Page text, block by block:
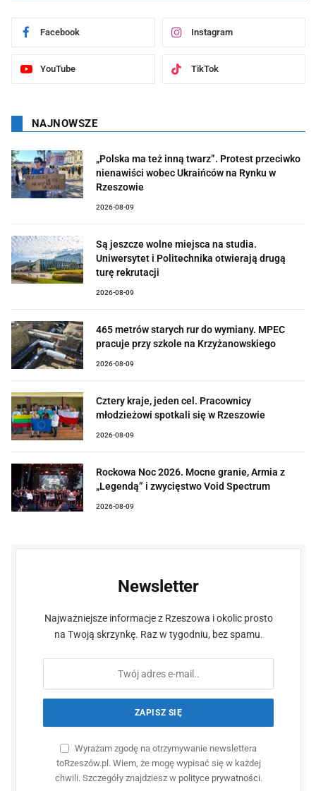
Facebook Instagram
YouTube TikTok
NAJNOWSZE
„Polska ma też inną twarz”. Protest przeciwko
nienawiści wobec Ukraińców na Rynku w
Rzeszowie
2026-08-09
Są jeszcze wolne miejsca na studia.
Uniwersytet i Politechnika otwierają drugą
turę rekrutacji
2026-08-09
465 metrów starych rur do wymiany. MPEC
pracuje przy szkole na Krzyżanowskiego
2026-08-09
Cztery kraje, jeden cel. Pracownicy
młodzieżowi spotkali się w Rzeszowie
2026-08-09
Rockowa Noc 2026. Mocne granie, Armia z
„Legendą” i zwycięstwo Void Spectrum
2026-08-09
Newsletter
Najważniejsze informacje z Rzeszowa i okolic prosto
na Twoją skrzynkę. Raz w tygodniu, bez spamu.
Wyrażam zgodę na otrzymywanie newslettera
toRzeszów.pl. Wiem, że mogę wypisać się w każdej
chwili. Szczegóły znajdziesz w polityce prywatności.